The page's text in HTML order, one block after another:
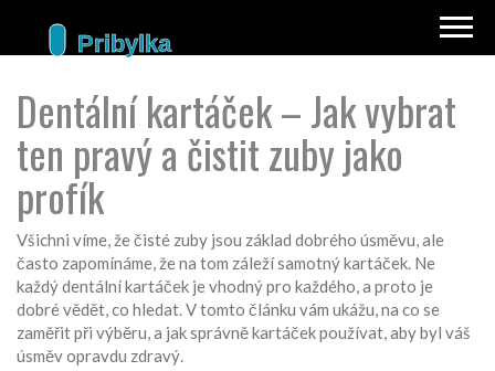
Dentální kartáček – Jak vybrat
ten pravý a čistit zuby jako
profík
Všichni víme, že čisté zuby jsou základ dobrého úsměvu, ale
často zapomínáme, že na tom záleží samotný kartáček. Ne
každý dentální kartáček je vhodný pro každého, a proto je
dobré vědět, co hledat. V tomto článku vám ukážu, na co se
zaměřit při výběru, a jak správně kartáček používat, aby byl váš
úsměv opravdu zdravý.